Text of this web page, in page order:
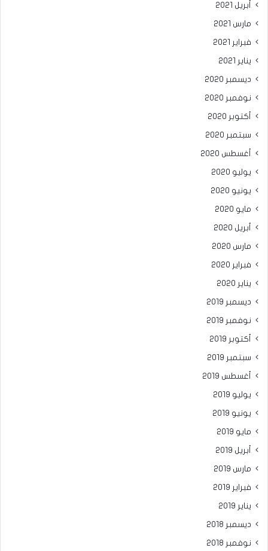
أبريل 2021
مارس 2021
فبراير 2021
يناير 2021
ديسمبر 2020
نوفمبر 2020
أكتوبر 2020
سبتمبر 2020
أغسطس 2020
يوليو 2020
يونيو 2020
مايو 2020
أبريل 2020
مارس 2020
فبراير 2020
يناير 2020
ديسمبر 2019
نوفمبر 2019
أكتوبر 2019
سبتمبر 2019
أغسطس 2019
يوليو 2019
يونيو 2019
مايو 2019
أبريل 2019
مارس 2019
فبراير 2019
يناير 2019
ديسمبر 2018
نوفمبر 2018